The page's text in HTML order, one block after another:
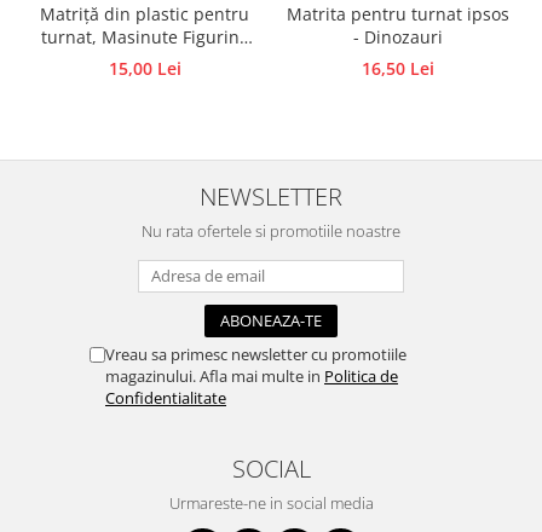
Matriță din plastic pentru
turnat, Masinute Figurine
din ipsos, praf ceramic,
beton, piatră lichidă sau
15,00 Lei
Matrita pentru turnat ipsos
- Dinozauri
16,50 Lei
NEWSLETTER
Nu rata ofertele si promotiile noastre
Vreau sa primesc newsletter cu promotiile
magazinului. Afla mai multe in Politica de
Confidentialitate
SOCIAL
Urmareste-ne in social media